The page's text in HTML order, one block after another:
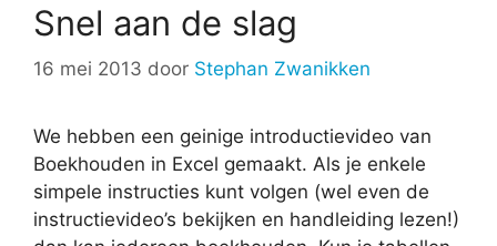
Snel aan de slag
16 mei 2013 door Stephan Zwanikken
We hebben een geinige introductievideo van
Boekhouden in Excel gemaakt. Als je enkele
simpele instructies kunt volgen (wel even de
instructievideo’s bekijken en handleiding lezen!)